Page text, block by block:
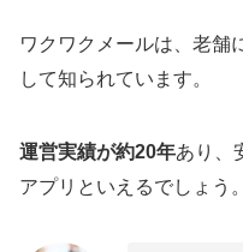
ワクワクメールは、老舗
して知られています。
運営実績が約20年あり、
アプリといえるでしょう。